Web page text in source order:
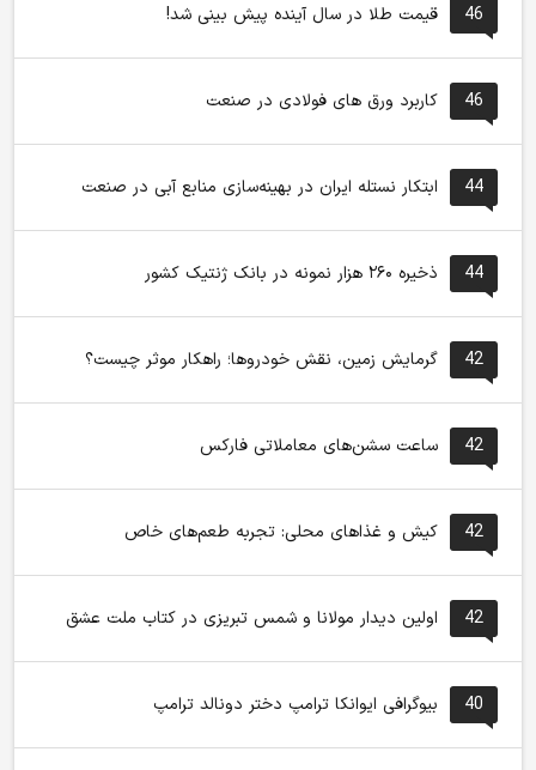
46 قیمت طلا در سال آینده پیش بینی شد!
46 کاربرد ورق های فولادی در صنعت
44 ابتکار نستله ایران در بهینه‌سازی منابع آبی در صنعت
44 ذخیره ۲۶۰ هزار نمونه در بانک ژنتیک کشور
42 گرمایش زمین، نقش خودروها؛ راهکار موثر چیست؟
42 ساعت سشن‌های معاملاتی فارکس
42 کیش و غذاهای محلی: تجربه طعم‌های خاص
42 اولین دیدار مولانا و شمس تبریزی در کتاب ملت عشق
40 بیوگرافی ایوانکا ترامپ دختر دونالد ترامپ